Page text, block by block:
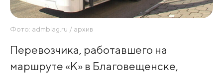
Фото: admblag.ru / архив
Перевозчика, работавшего на
маршруте «К» в Благовещенске,